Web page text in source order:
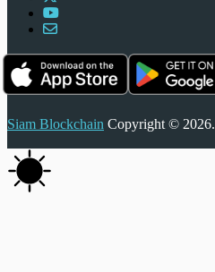
Siam Blockchain Copyright © 2026.